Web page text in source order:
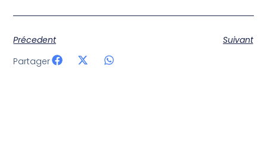
Précedent
Suivant
Partager